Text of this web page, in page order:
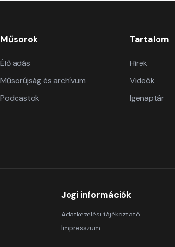
Műsorok
Élő adás
Műsorújság és archívum
Podcastok
Tartalom
Hírek
Videók
Igenaptár
Jogi információk
Adatkezelési tájékoztató
Impresszum